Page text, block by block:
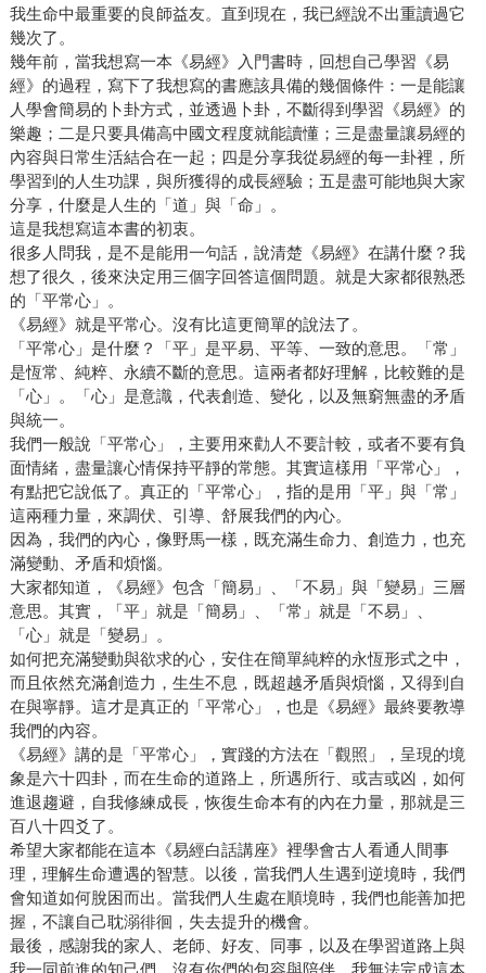
我生命中最重要的良師益友。直到現在，我已經說不出重讀過它
幾次了。
幾年前，當我想寫一本《易經》入門書時，回想自己學習《易
經》的過程，寫下了我想寫的書應該具備的幾個條件：一是能讓
人學會簡易的卜卦方式，並透過卜卦，不斷得到學習《易經》的
樂趣；二是只要具備高中國文程度就能讀懂；三是盡量讓易經的
內容與日常生活結合在一起；四是分享我從易經的每一卦裡，所
學習到的人生功課，與所獲得的成長經驗；五是盡可能地與大家
分享，什麼是人生的「道」與「命」。
這是我想寫這本書的初衷。
很多人問我，是不是能用一句話，說清楚《易經》在講什麼？我
想了很久，後來決定用三個字回答這個問題。就是大家都很熟悉
的「平常心」。
《易經》就是平常心。沒有比這更簡單的說法了。
「平常心」是什麼？「平」是平易、平等、一致的意思。「常」
是恆常、純粹、永續不斷的意思。這兩者都好理解，比較難的是
「心」。「心」是意識，代表創造、變化，以及無窮無盡的矛盾
與統一。
我們一般說「平常心」，主要用來勸人不要計較，或者不要有負
面情緒，盡量讓心情保持平靜的常態。其實這樣用「平常心」，
有點把它說低了。真正的「平常心」，指的是用「平」與「常」
這兩種力量，來調伏、引導、舒展我們的內心。
因為，我們的內心，像野馬一樣，既充滿生命力、創造力，也充
滿變動、矛盾和煩惱。
大家都知道，《易經》包含「簡易」、「不易」與「變易」三層
意思。其實，「平」就是「簡易」、「常」就是「不易」、
「心」就是「變易」。
如何把充滿變動與欲求的心，安住在簡單純粹的永恆形式之中，
而且依然充滿創造力，生生不息，既超越矛盾與煩惱，又得到自
在與寧靜。這才是真正的「平常心」，也是《易經》最終要教導
我們的內容。
《易經》講的是「平常心」，實踐的方法在「觀照」，呈現的境
象是六十四卦，而在生命的道路上，所遇所行、或吉或凶，如何
進退趨避，自我修練成長，恢復生命本有的內在力量，那就是三
百八十四爻了。
希望大家都能在這本《易經白話講座》裡學會古人看通人間事
理，理解生命遭遇的智慧。以後，當我們人生遇到逆境時，我們
會知道如何脫困而出。當我們人生處在順境時，我們也能善加把
握，不讓自己耽溺徘徊，失去提升的機會。
最後，感謝我的家人、老師、好友、同事，以及在學習道路上與